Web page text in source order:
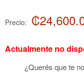
Precio:
Actualmente no
¿Querés que te